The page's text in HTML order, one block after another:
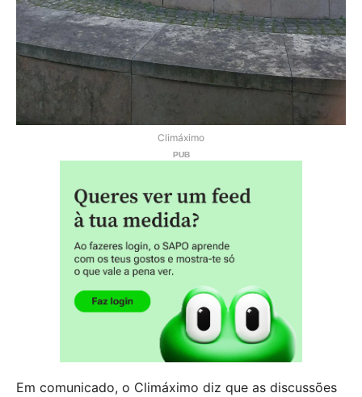
Climáximo
Em comunicado, o Climáximo diz que as discussões